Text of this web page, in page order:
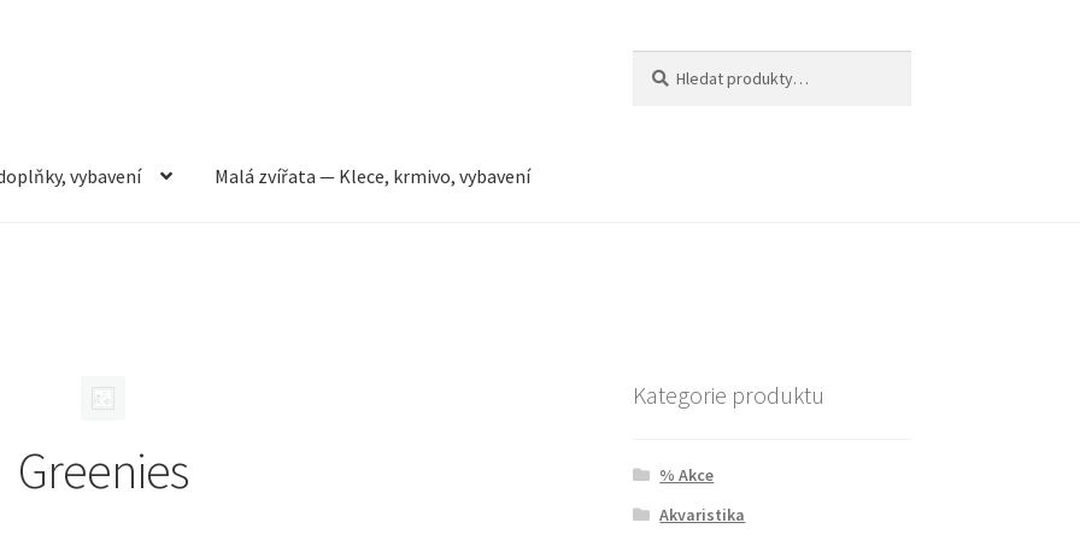
vybavení Malá zvířata — Klece, krmivo, vybavení
Greenies
Kategorie produktu
% Akce
Akvaristika